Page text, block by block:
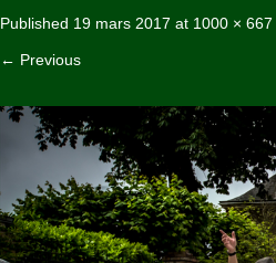
Published 19 mars 2017 at 1000 × 667
← Previous